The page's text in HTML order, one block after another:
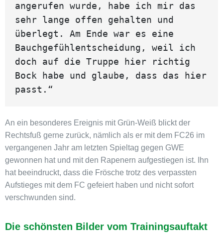
angerufen wurde, habe ich mir das
sehr lange offen gehalten und
überlegt. Am Ende war es eine
Bauchgefühlentscheidung, weil ich
doch auf die Truppe hier richtig
Bock habe und glaube, dass das hier
passt.“
An ein besonderes Ereignis mit Grün-Weiß blickt der
Rechtsfuß gerne zurück, nämlich als er mit dem FC26 im
vergangenen Jahr am letzten Spieltag gegen GWE
gewonnen hat und mit den Rapenern aufgestiegen ist. Ihn
hat beeindruckt, dass die Frösche trotz des verpassten
Aufstieges mit dem FC gefeiert haben und nicht sofort
verschwunden sind.
Die schönsten Bilder vom Trainingsauftakt